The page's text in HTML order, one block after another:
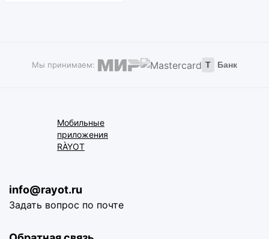
Мы принимаем: Т Банк
Мобильные
приложения
RÀYOT
info@rayot.ru
Задать вопрос по почте